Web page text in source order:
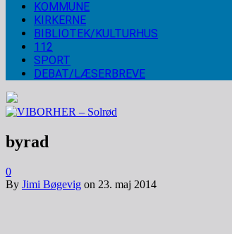
KOMMUNE
KIRKERNE
BIBLIOTEK/KULTURHUS
112
SPORT
DEBAT/LÆSERBREVE
byrad
0
By Jimi Bøgevig on 23. maj 2014